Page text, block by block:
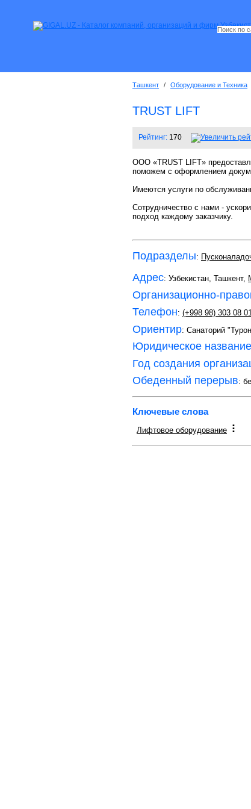
Ташкент / Оборудование и Техника
TRUST LIFT
Рейтинг: 170
ООО «TRUST LIFT»
поможем с оформлением
Имеются услуги по
Сотрудничество с нами -
подход каждому заказчику.
Подразделы:
Адрес: Узбекистан, Ташкент,
Организационно-
Телефон: (+998 98) 303 08
Ориентир: Санаторий
Юридическое название
Год создания
Обеденный перерыв:
Ключевые слова
Лифтовое оборудование